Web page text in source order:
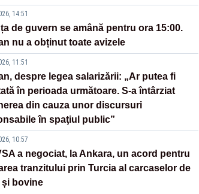
14:51
de guvern se amână pentru ora 15:00.
nu a obținut toate avizele
11:51
despre legea salarizării: „Ar putea fi
în perioada următoare. S-a întârziat
din cauza unor discursuri
în spaţiul public”
10:57
a negociat, la Ankara, un acord pentru
tranzitului prin Turcia al carcaselor de
și bovine